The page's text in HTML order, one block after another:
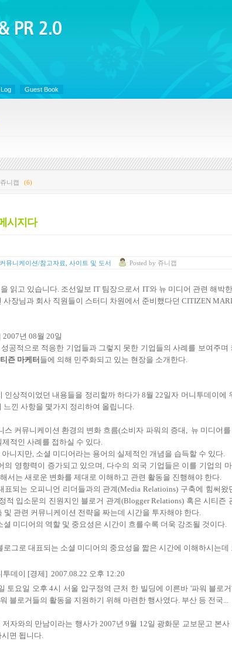
&
Guest Book
니캡 (6)
시지다
뮤니케이션/참고자료, 사이트 및 도서 Posted by 쥬니캡
읽고 있습니다. 조선일보 IT 팀장으로서 IT와 뉴 미디어 관련 해박
장님과 회사 직원들이 스터디 차원에서 준비했다던 CITIZEN
| 2007년 08월 20일
공적으로 적응한 기업들과 그렇지 못한 기업들의 사례를 보여주며
즌 마케터 들에 의해 민주화되고 있는 현장을 소개한다.
인상적이었던 내용들을 정리할까 하다가 8월 22일자 머니투데이에
느낀 사항을 몇가지 정리하여 올립니다.
스 커뮤니케이션 환경의 변화 흐름(소비자 파워의 증대, 뉴 미디어
적인 사례를 접하실 수 있다.
니지만, 소셜 미디어라는 용어의 실제적인 개념을 습득할 수 있다.
영향력이 증가되고 있으며, 다수의 외국 기업들은 이를 기업의
서는 새로운 변화를 제대로 이해하고 관련 활동을 진행해야 한다.
되는 오피니언 리더들과의 관계(Media Relatioins) 구축에 힘써왔
적 입소문의 진원지인 블로거 관계(Blogger Relations) 혹은 시티즌
및 관련 커뮤니케이션 전략을 짜는데 시간을 투자해야 한다.
미디어의 역할 및 중요성은 시간이 흐를수록 더욱 강조될 것이다.
그로 대표되는 소셜 미디어의 중요성을 짧은 시간에 이해하시는데
투데이 [경제] 2007.08.22 오후 12:20
토요일 오후 4시 서울 압구정역 근처 한 빌딩에 이른바 '파워 블로
블로거들의 활동을 지원하기 위해 마련한 행사였다. 부산 등 전국...
자와의 만남이라는 행사가 2007년 9월 12일 광화문 교보문고 본
면 됩니다.